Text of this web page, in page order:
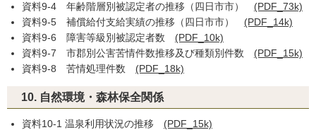
資料9-4 年齢階層別被認定者の推移（四日市市） (PDF_73k)
資料9-5 補償給付支給実績の推移（四日市市） (PDF_14k)
資料9-6 障害等級別被認定者数 (PDF_10k)
資料9-7 市郡別公害苦情件数推移及び種類別件数 (PDF_15k)
資料9-8 苦情処理件数 (PDF_18k)
10. 自然環境・森林保全関係
資料10-1 温泉利用状況の推移 (PDF_15k)